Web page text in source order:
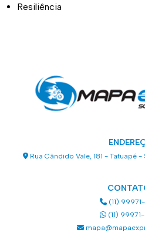
Resiliência
Rua Cândido Vale, 181 - Tatuapé
(11)
(11)